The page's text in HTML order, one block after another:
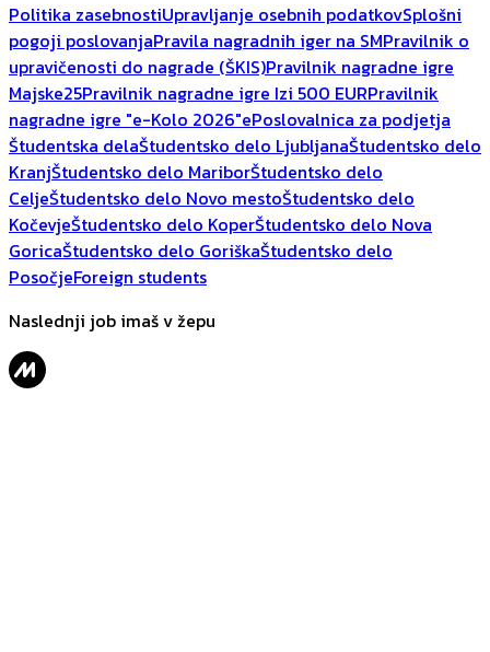
Politika zasebnostiUpravljanje osebnih podatkovSplošni
pogoji poslovanjaPravila nagradnih iger na SMPravilnik o
upravičenosti do nagrade (ŠKIS)Pravilnik nagradne igre
Majske25Pravilnik nagradne igre Izi 500 EURPravilnik
nagradne igre "e-Kolo 2026"ePoslovalnica za podjetja
Študentska delaŠtudentsko delo LjubljanaŠtudentsko delo
KranjŠtudentsko delo MariborŠtudentsko delo
CeljeŠtudentsko delo Novo mestoŠtudentsko delo
KočevjeŠtudentsko delo KoperŠtudentsko delo Nova
GoricaŠtudentsko delo GoriškaŠtudentsko delo
PosočjeForeign students
Naslednji job imaš v žepu